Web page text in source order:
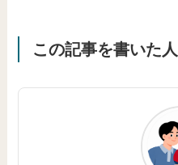
この記事を書いた人